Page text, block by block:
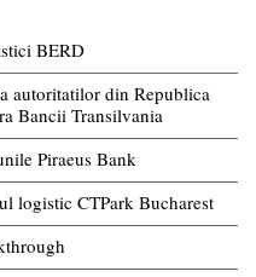
BERD
autoritatilor din Republica
Bancii Transilvania
Piraeus Bank
logistic CTPark Bucharest